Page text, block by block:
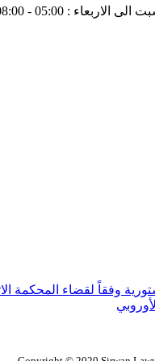
: 05:00 - 08:00 مساءً
وفقاً لقضاء المحكمة